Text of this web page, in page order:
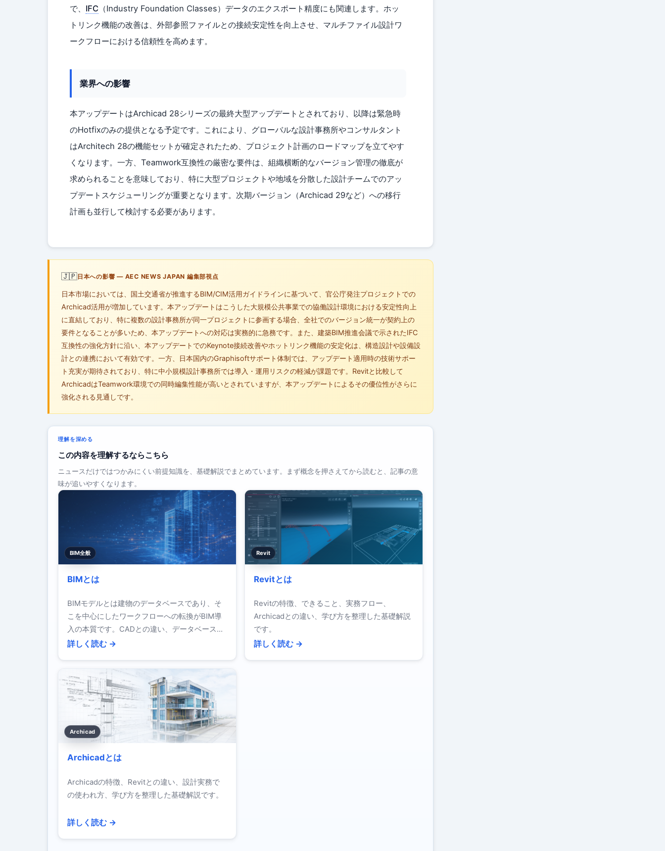
で、 IFC （Industry Foundation Classes）データのエクスポート精度にも関連します。ホッ
トリンク機能の改善は、外部参照ファイルとの接続安定性を向上させ、マルチファイル設計ワ
ークフローにおける信頼性を高めます。
業界への影響
本アップデートはArchicad 28シリーズの最終大型アップデートとされており、以降は緊急時
のHotfixのみの提供となる予定です。これにより、グローバルな設計事務所やコンサルタント
はArchitech 28の機能セットが確定されたため、プロジェクト計画のロードマップを立てやす
くなります。一方、Teamwork互換性の厳密な要件は、組織横断的なバージョン管理の徹底が
求められることを意味しており、特に大型プロジェクトや地域を分散した設計チームでのアッ
プデートスケジューリングが重要となります。次期バージョン（Archicad 29など）への移行
計画も並行して検討する必要があります。
🇯🇵日本への影響 — AEC NEWS JAPAN 編集部視点
日本市場においては、国土交通省が推進するBIM/CIM活用ガイドラインに基づいて、官公庁発注プロジェクトでの
Archicad活用が増加しています。本アップデートはこうした大規模公共事業での協働設計環境における安定性向上
に直結しており、特に複数の設計事務所が同一プロジェクトに参画する場合、全社でのバージョン統一が契約上の
要件となることが多いため、本アップデートへの対応は実務的に急務です。また、建築BIM推進会議で示されたIFC
互換性の強化方針に沿い、本アップデートでのKeynote接続改善やホットリンク機能の安定化は、構造設計や設備設
計との連携において有効です。一方、日本国内のGraphisoftサポート体制では、アップデート適用時の技術サポー
ト充実が期待されており、特に中小規模設計事務所では導入・運用リスクの軽減が課題です。Revitと比較して
ArchicadはTeamwork環境での同時編集性能が高いとされていますが、本アップデートによるその優位性がさらに
強化される見通しです。
理解を深める
この内容を理解するならこちら
ニュースだけではつかみにくい前提知識を、基礎解説でまとめています。まず概念を押さえてから読むと、記事の意
味が追いやすくなります。
BIM全般
BIMとは
BIMモデルとは建物のデータベースであり、そ
こを中心にしたワークフローへの転換がBIM導
入の本質です。CADとの違い、データベースと
しての構造、実務DXとの関係を整理した基礎解
詳しく読む →
Revit
Revitとは
Revitの特徴、できること、実務フロー、
Archicadとの違い、学び方を整理した基礎解説
です。
詳しく読む →
Archicad
Archicadとは
Archicadの特徴、Revitとの違い、設計実務で
の使われ方、学び方を整理した基礎解説です。
詳しく読む →